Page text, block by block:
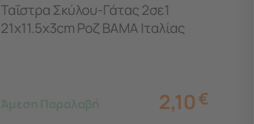
Ταΐστρα Σκύλου-Γάτας 2σε1
21x11.5x3cm Ροζ BAMA Ιταλίας
Άμεση Παραλαβή 2,10€